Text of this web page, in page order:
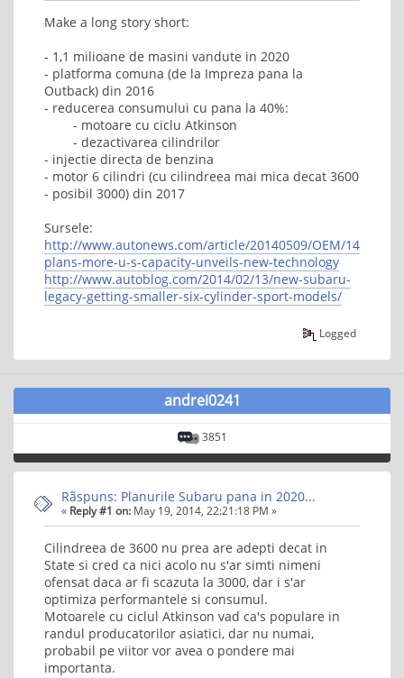
Make a long story short:
- 1,1 milioane de masini vandute in 2020
- platforma comuna (de la Impreza pana la
Outback) din 2016
- reducerea consumului cu pana la 40%:
- motoare cu ciclu Atkinson
- dezactivarea cilindrilor
- injectie directa de benzina
- motor 6 cilindri (cu cilindreea mai mica decat 3600
- posibil 3000) din 2017
Sursele:
http://www.autonews.com/article/20140509/OEM/
plans-more-u-s-capacity-unveils-new-technology
http://www.autoblog.com/2014/02/13/new-subaru-
legacy-getting-smaller-six-cylinder-sport-models/
Logged
andrei0241
3851
Rãspuns: Planurile Subaru pana in 2020...
« Reply #1 on: May 19, 2014, 22:21:18 PM »
Cilindreea de 3600 nu prea are adepti decat in
State si cred ca nici acolo nu s'ar simti nimeni
ofensat daca ar fi scazuta la 3000, dar i s'ar
optimiza performantele si consumul.
Motoarele cu ciclul Atkinson vad ca's populare in
randul producatorilor asiatici, dar nu numai,
probabil pe viitor vor avea o pondere mai
importanta.